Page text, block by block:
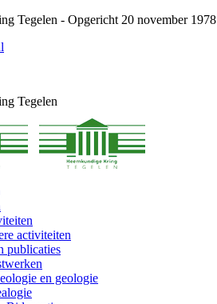
Tegelen - Opgericht 20 november 1978
Tegelen
activiteiten
publicaties
en geologie